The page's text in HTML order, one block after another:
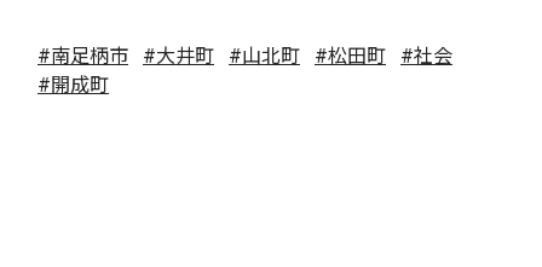
#南足柄市 #大井町 #山北町 #松田町
#社会
#開成町